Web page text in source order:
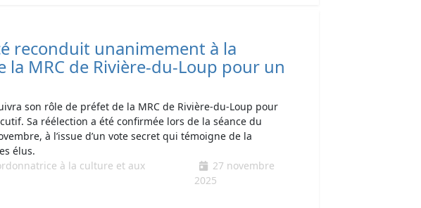
reconduit unanimement à la
la MRC de Rivière-du-Loup pour un
son rôle de préfet de la MRC de Rivière-du-Loup pour
Sa réélection a été confirmée lors de la séance du
à l’issue d’un vote secret qui témoigne de la
élus.
à la culture et aux
27 novembre
2025